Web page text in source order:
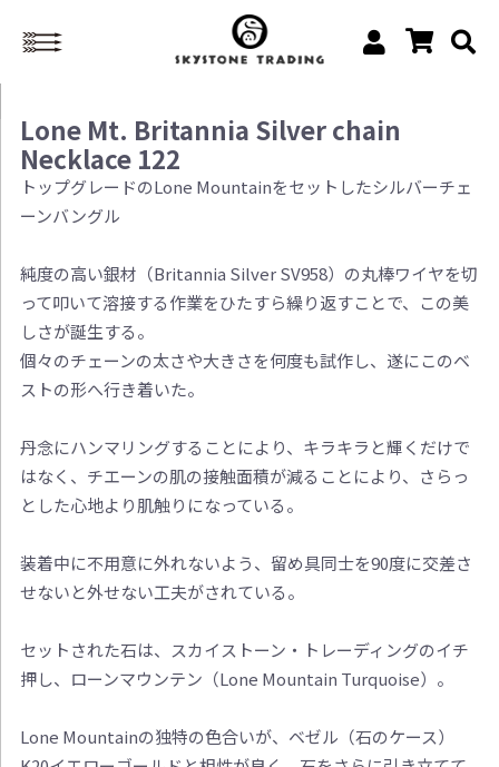
Lone Mt. Britannia Silver chain
Necklace 122
トップグレードのLone Mountainをセットしたシルバーチェ
ーンバングル
純度の高い銀材（Britannia Silver SV958）の丸棒ワイヤを切
って叩いて溶接する作業をひたすら繰り返すことで、この美
しさが誕生する。
個々のチェーンの太さや大きさを何度も試作し、遂にこのベ
ストの形へ行き着いた。
丹念にハンマリングすることにより、キラキラと輝くだけで
はなく、チエーンの肌の接触面積が減ることにより、さらっ
とした心地より肌触りになっている。
装着中に不用意に外れないよう、留め具同士を90度に交差さ
せないと外せない工夫がされている。
セットされた石は、スカイストーン・トレーディングのイチ
押し、ローンマウンテン（Lone Mountain Turquoise）。
Lone Mountainの独特の色合いが、ベゼル（石のケース）